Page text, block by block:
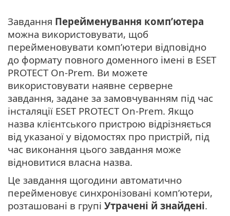
Завдання Перейменування комп’ютера
можна використовувати, щоб
перейменовувати комп’ютери відповідно
до формату повного доменного імені в ESET
PROTECT On-Prem. Ви можете
використовувати наявне серверне
завдання, задане за замовчуванням під час
інсталяції ESET PROTECT On-Prem. Якщо
назва клієнтського пристрою відрізняється
від указаної у відомостях про пристрій, під
час виконання цього завдання може
відновитися власна назва.
Це завдання щогодини автоматично
перейменовує синхронізовані комп’ютери,
розташовані в групі Утрачені й знайдені.